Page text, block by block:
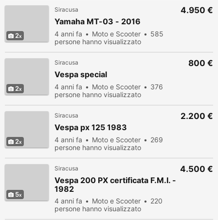
2
Siracusa
Yamaha MT-03 - 2016
4 anni fa Moto e Scooter
585
persone hanno visualizzato
4.950 €
2
Siracusa
Vespa special
4 anni fa Moto e Scooter
376
persone hanno visualizzato
800 €
2
Siracusa
Vespa px 125 1983
4 anni fa Moto e Scooter
269
persone hanno visualizzato
2.200 €
5
Siracusa
Vespa 200 PX certificata F.M.I. -
1982
4 anni fa Moto e Scooter
220
persone hanno visualizzato
4.500 €